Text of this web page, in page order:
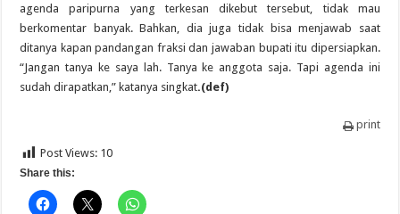
agenda paripurna yang terkesan dikebut tersebut, tidak mau
berkomentar banyak. Bahkan, dia juga tidak bisa menjawab saat
ditanya kapan pandangan fraksi dan jawaban bupati itu dipersiapkan.
“Jangan tanya ke saya lah. Tanya ke anggota saja. Tapi agenda ini
sudah dirapatkan,” katanya singkat.(def)
print
Post Views: 10
Share this: